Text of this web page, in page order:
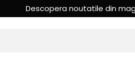
Descopera noutatile din